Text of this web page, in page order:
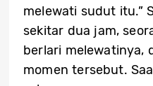
melewati sudut itu.”
sekitar dua jam,
berlari melewatinya,
momen tersebut.